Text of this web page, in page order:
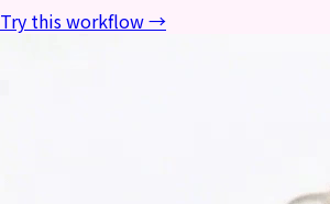
Try this workflow →